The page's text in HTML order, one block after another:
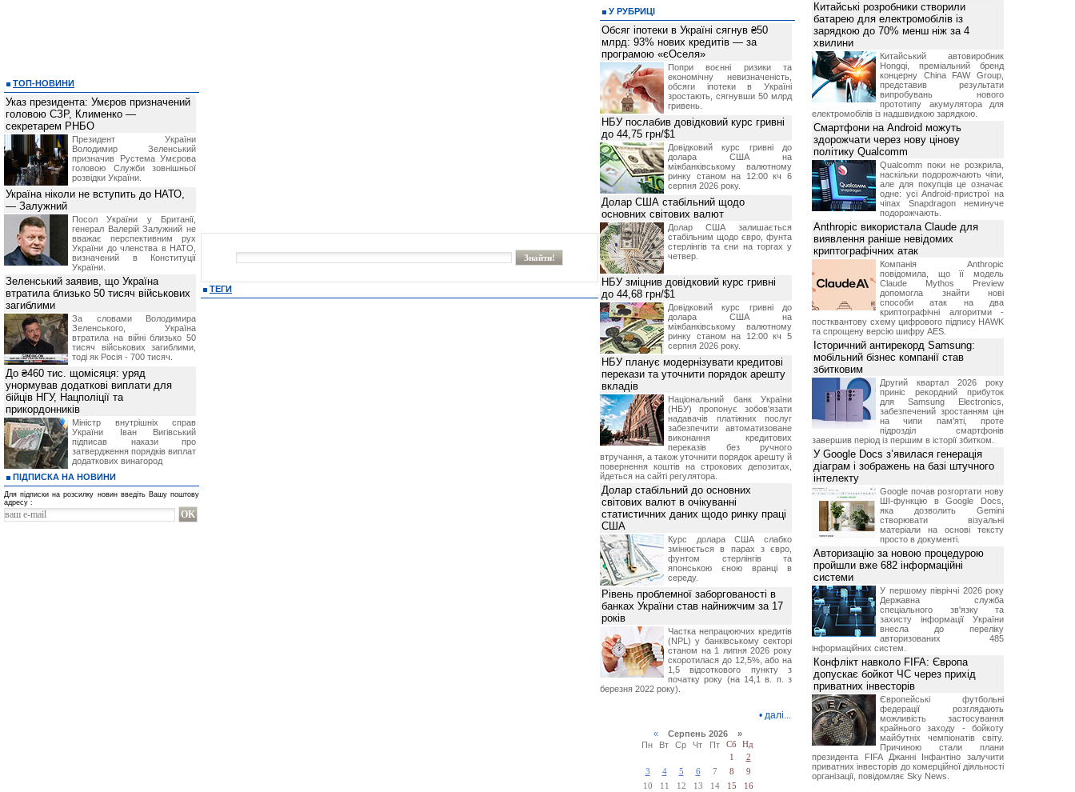
ТЕГИ
ТОП-НОВИНИ
Указ президента: Умєров призначений
головою СЗР, Клименко —
секретарем РНБО
Президент України
Володимир Зеленський
призначив Pустема Умєрова
головою Служби зовнішньої
розвідки України.
Україна ніколи не вступить до НАТО,
— Залужний
Посол України у Британії,
генерал Валерій Залужний не
вважає перспективним рух
України до членства в НАТО,
визначений в Конституції
України.
Зеленський заявив, що Україна
втратила близько 50 тисяч військових
загиблими
За словами Володимира
Зеленського, Україна
втратила на війні близько 50
тисяч військових загиблими,
тоді як Росія - 700 тисяч.
До ₴460 тис. щомісяця: уряд
унормував додаткові виплати для
бійців НГУ, Нацполіції та
прикордонників
Міністр внутрішніх справ
України Іван Вигівський
підписав накази про
затвердження порядків виплат
додаткових винагород
ПІДПИСКА НА НОВИНИ
Для підписки на розсилку новин введіть Вашу поштову
адресу :
У РУБРИЦІ
Обсяг іпотеки в Україні сягнув ₴50
млрд: 93% нових кредитів — за
програмою «єОселя»
Попри воєнні ризики та
економічну невизначеність,
обсяги іпотеки в Україні
зростають, сягнувши 50 млрд
гривень.
НБУ послабив довідковий курс гривні
до 44,75 грн/$1
Довідковий курс гривні до
долара США на
міжбанківському валютному
ринку станом на 12:00 кч 6
серпня 2026 року.
Долар США стабільний щодо
основних світових валют
Долар США залишається
стабільним щодо євро, фунта
стерлінгів та єни на торгах у
четвер.
НБУ зміцнив довідковий курс гривні
до 44,68 грн/$1
Довідковий курс гривні до
долара США на
міжбанківському валютному
ринку станом на 12:00 кч 5
серпня 2026 року.
НБУ планує модернізувати кредитові
перекази та уточнити порядок арешту
вкладів
Національний банк України
(НБУ) пропонує зобов'язати
надавачів платіжних послуг
забезпечити автоматизоване
виконання кредитових
переказів без ручного
втручання, а також уточнити порядок арешту й
повернення коштів на строкових депозитах,
йдеться на сайті регулятора.
Долар стабільний до основних
світових валют в очікуванні
статистичних даних щодо ринку праці
США
Курс долара США слабко
змінюється в парах з євро,
фунтом стерлінгів та
японською єною вранці в
середу.
Рівень проблемної заборгованості в
банках України став найнижчим за 17
років
Частка непрацюючих кредитів
(NPL) у банківському секторі
станом на 1 липня 2026 року
скоротилася до 12,5%, або на
1,5 відсоткового пункту з
початку року (на 14,1 в. п. з
березня 2022 року).
• далі...
«Серпень 2026 »
Пн
Вт Ср Чт Пт Сб
Нд
1
2
3
4 5 6 7 8
9
10
11 12 13 14 15 16
Китайські розробники створили
батарею для електромобілів із
зарядкою до 70% менш ніж за 4
хвилини
Китайський автовиробник
Hongqi, преміальний бренд
концерну China FAW Group,
представив результати
випробувань нового
прототипу акумулятора для
електромобілів із надшвидкою зарядкою.
Смартфони на Android можуть
здорожчати через нову цінову
політику Qualcomm
Qualcomm поки не розкрила,
наскільки подорожчають чіпи,
але для покупців це означає
одне: усі Android-пристрої на
чіпах Snapdragon неминуче
подорожчають.
Anthropic використала Claude для
виявлення раніше невідомих
криптографічних атак
Компанія Anthropic
повідомила, що її модель
Claude Mythos Preview
допомогла знайти нові
способи атак на два
криптографічні алгоритми -
постквантову схему цифрового підпису HAWK
та спрощену версію шифру AES.
Історичний антирекорд Samsung:
мобільний бізнес компанії став
збитковим
Другий квартал 2026 року
приніс рекордний прибуток
для Samsung Electronics,
забезпечений зростанням цін
на чипи пам'яті, проте
підрозділ смартфонів
завершив період із першим в історії збитком.
У Google Docs з’явилася генерація
діаграм і зображень на базі штучного
інтелекту
Google почав розгортати нову
ШІ-функцію в Google Docs,
яка дозволить Gemini
створювати візуальні
матеріали на основі тексту
просто в документі.
Авторизацію за новою процедурою
пройшли вже 682 інформаційні
системи
У першому півріччі 2026 року
Державна служба
спеціального зв'язку та
захисту інформації України
внесла до переліку
авторизованих 485
інформаційних систем.
Конфлікт навколо FIFA: Європа
допускає бойкот ЧС через прихід
приватних інвесторів
Європейські футбольні
федерації розглядають
можливість застосування
крайнього заходу - бойкоту
майбутніх чемпіонатів світу.
Причиною стали плани
президента FIFA Джанні Інфантіно залучити
приватних інвесторів до комерційної діяльності
організації, повідомляє Sky News.